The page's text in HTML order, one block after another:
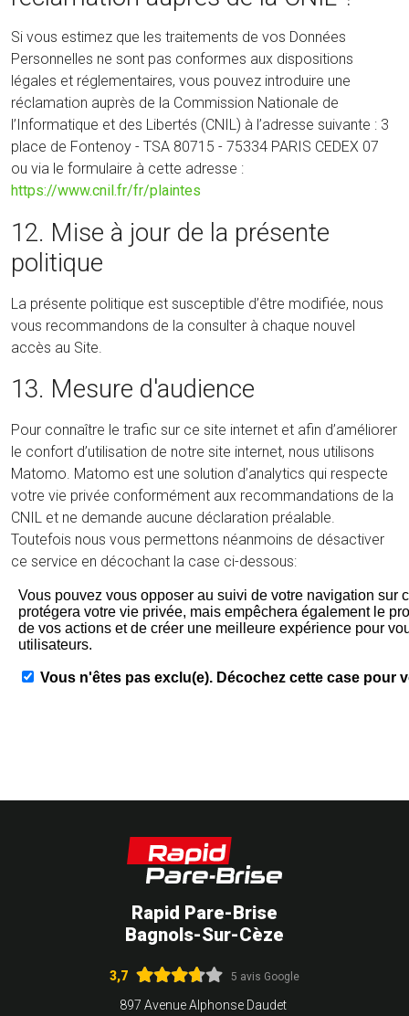
Si vous estimez que les traitements de vos Données
Personnelles ne sont pas conformes aux dispositions
légales et réglementaires, vous pouvez introduire une
réclamation auprès de la Commission Nationale de
l’Informatique et des Libertés (CNIL) à l’adresse suivante : 3
place de Fontenoy - TSA 80715 - 75334 PARIS CEDEX 07
ou via le formulaire à cette adresse :
https://www.cnil.fr/fr/plaintes
12. Mise à jour de la présente
politique
La présente politique est susceptible d’être modifiée, nous
vous recommandons de la consulter à chaque nouvel
accès au Site.
13. Mesure d'audience
Pour connaître le trafic sur ce site internet et afin d’améliorer
le confort d’utilisation de notre site internet, nous utilisons
Matomo. Matomo est une solution d’analytics qui respecte
votre vie privée conformément aux recommandations de la
CNIL et ne demande aucune déclaration préalable.
Toutefois nous vous permettons néanmoins de désactiver
ce service en décochant la case ci-dessous:
Rapid Pare-Brise
Bagnols-Sur-Cèze
3,7 5 avis Google
897 Avenue Alphonse Daudet